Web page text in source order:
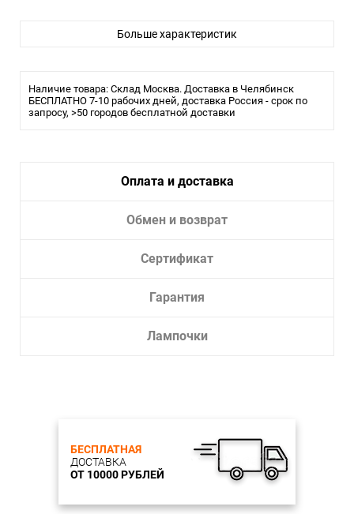
Материал плафона/абажура:
Влагозащита:
Светильник спот, Бра
Больше характеристик
Наличие товара: Склад Москва. Доставка в Челябинск
БЕСПЛАТНО 7-10 рабочих дней, доставка Россия - срок по
запросу, >50 городов бесплатной доставки
Оплата и доставка
Обмен и возврат
Сертификат
Гарантия
Лампочки
БЕСПЛАТНАЯ
ДОСТАВКА
ОТ 10000 РУБЛЕЙ